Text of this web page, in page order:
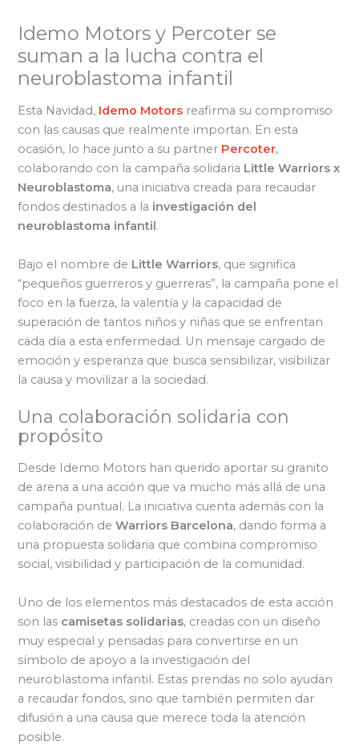
Idemo Motors y Percoter se
suman a la lucha contra el
neuroblastoma infantil
Esta Navidad, Idemo Motors reafirma su compromiso
con las causas que realmente importan. En esta
ocasión, lo hace junto a su partner Percoter,
colaborando con la campaña solidaria Little Warriors x
Neuroblastoma, una iniciativa creada para recaudar
fondos destinados a la investigación del
neuroblastoma infantil .
Bajo el nombre de Little Warriors, que significa
“pequeños guerreros y guerreras”, la campaña pone el
foco en la fuerza, la valentía y la capacidad de
superación de tantos niños y niñas que se enfrentan
cada día a esta enfermedad. Un mensaje cargado de
emoción y esperanza que busca sensibilizar, visibilizar
la causa y movilizar a la sociedad.
Una colaboración solidaria con
propósito
Desde Idemo Motors han querido aportar su granito
de arena a una acción que va mucho más allá de una
campaña puntual. La iniciativa cuenta además con la
colaboración deWarriors Barcelona, dando forma a
una propuesta solidaria que combina compromiso
social, visibilidad y participación de la comunidad.
Uno de los elementos más destacados de esta acción
son las camisetas solidarias, creadas con un diseño
muy especial y pensadas para convertirse en un
símbolo de apoyo a la investigación del
neuroblastoma infantil. Estas prendas no solo ayudan
a recaudar fondos, sino que también permiten dar
difusión a una causa que merece toda la atención
posible.